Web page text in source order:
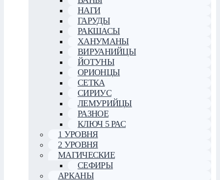
НАГИ
ГАРУДЫ
РАКШАСЫ
ХАНУМАНЫ
ВИРУАНИЙЦЫ
ЙОТУНЫ
ОРИОНЦЫ
СЕТКА
СИРИУС
ЛЕМУРИЙЦЫ
РАЗНОЕ
КЛЮЧ 5 РАС
1 УРОВНЯ
2 УРОВНЯ
МАГИЧЕСКИЕ
СЕФИРЫ
АРКАНЫ